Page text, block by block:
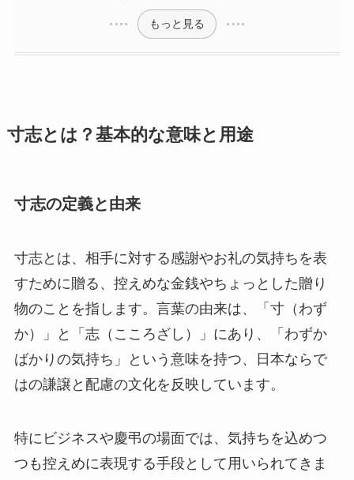
もっと見る
寸志とは？基本的な意味と用途
寸志の定義と由来
寸志とは、相手に対する感謝やお礼の気持ちを表
すために贈る、控えめな金銭やちょっとした贈り
物のことを指します。言葉の由来は、「寸（わず
か）」と「志（こころざし）」にあり、「わずか
ばかりの気持ち」という意味を持つ、日本ならで
はの謙譲と配慮の文化を反映しています。
特にビジネスや慶弔の場面では、気持ちを込めつ
つも控えめに表現する手段として用いられてきま